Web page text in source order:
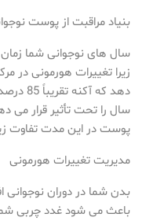
بنیاد مراقبت از پوست
سال های نوجوانی شما
زیرا تغییرات هورمونی در
سال را تحت تأثیر قرار می
پوست در این مدت تفاوت
مدیریت تغییرات هورمونی
بدن شما در دوران نوجوانی
باعث می شود غدد چربی